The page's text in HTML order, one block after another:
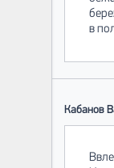
в
Кабанов